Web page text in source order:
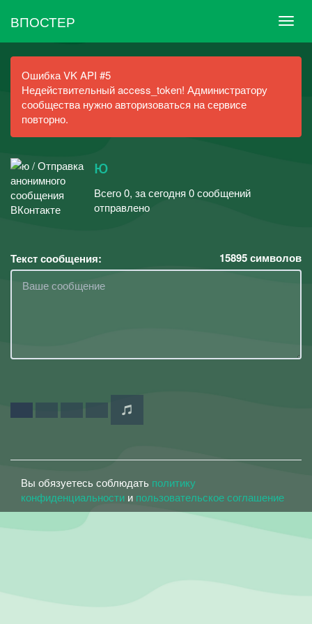
ВПОСТЕР
Ошибка VK API #5
Недействительный access_token! Администратору
сообщества нужно авторизоваться на сервисе
повторно.
ю
Всего 0, за сегодня 0 сообщений
отправлено
Текст сообщения: 15895символов
Вы обязуетесь соблюдать политику
конфиденциальности и пользовательское соглашение